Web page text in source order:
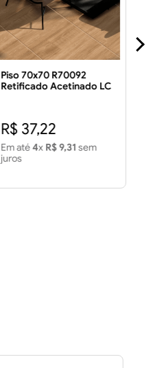
Piso 70x70 R70092
Retificado Acetinado LC
Acetinado LC 3.43 m2
R$ 37,22
Em até4x R$ 9,31 sem
juros